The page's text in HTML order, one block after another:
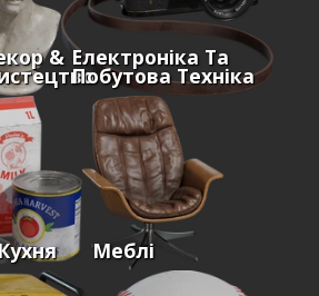
& Електроніка Та
Побутова Техніка
Меблі